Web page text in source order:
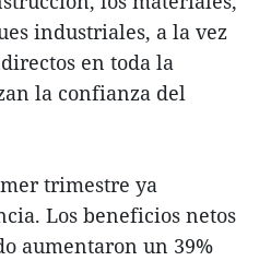
industriales, a la vez
en toda la
la confianza del
trimestre ya
Los beneficios netos
aumentaron un 39%